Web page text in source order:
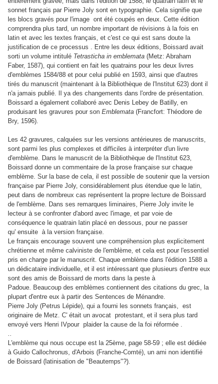
sonnet français par Pierre Joly sont en typographie. Cela signifie que
les blocs gravés pour l'image ont été coupés en deux. Cette édition
comprendra plus tard, un nombre important de révisions à la fois en
latin et avec les textes français, et c'est ce qui est sans doute la
justification de ce processus . Entre les deux éditions, Boissard avait
sorti un volume intitulé Tetrasticha in emblemata (Metz: Abraham
Faber, 1587), qui contient en fait les quatrains pour les deux livres
d'emblèmes 1584/88 et pour celui publié en 1593, ainsi que d'autres
tirés du manuscrit (maintenant à la Bibliothèque de l'Institut 623) dont il
n'a jamais publié. Il ya des changements dans l'ordre de présentation.
Boissard a également collaboré avec Denis Lebey de Batilly, en
produisant les gravures pour son Emblemata (Francfort: Théodore de
Bry, 1596).
Les 42 gravures, calquées sur les versions antérieures de manuscrits,
sont parmi les plus complexes et difficiles à interpréter d'un livre
d'emblème. Dans le manuscrit de la Bibliothèque de l'Institut 623,
Boissard donne un commentaire de la prose française sur chaque
emblème. Sur la base de cela, il est possible de soutenir que la version
française par Pierre Joly, considérablement plus étendue que le latin,
peut dans de nombreux cas représentent la propre lecture de Boissard
de l'emblème. Dans ses remarques liminaires, Pierre Joly invite le
lecteur à se confronter d'abord avec l'image, et par voie de
conséquence le quatrain latin placé en dessous, pour ne passer
qu' ensuite à la version française.
Le français encourage souvent une compréhension plus explicitement
chrétienne et même calviniste de l'emblème, et cela est pour l'essentiel
pris en charge par le manuscrit. Chaque emblème dans l'édition 1588 a
un dédicataire individuelle, et il est intéressant que plusieurs d'entre eux
sont des amis de Boissard de morts dans la peste à
Padoue. Beaucoup des emblèmes contiennent des citations du grec, la
plupart d'entre eux à partir des Sentences de Ménandre.
Pierre Joly (Petrus Lépide), qui a fourni les sonnets français, est
originaire de Metz. C' était un avocat protestant, et il sera plus tard
envoyé vers Henri IVpour plaider la cause de la foi réformée .
..
L'emblème qui nous occupe est la 25ème, page 58-59 ; elle est dédiée
à Guido Callochronus, d'Arbois (Franche-Comté), un ami non identifié
de Boissard (latinisation de "Beautemps"?).